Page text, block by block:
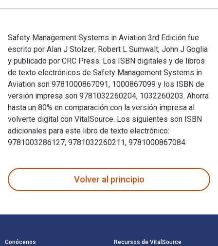
Safety Management Systems in Aviation 3rd Edición fue
escrito por Alan J Stolzer; Robert L Sumwalt; John J Goglia
y publicado por CRC Press. Los ISBN digitales y de libros
de texto electrónicos de Safety Management Systems in
Aviation son 9781000867091, 1000867099 y los ISBN de
versión impresa son 9781032260204, 1032260203. Ahorra
hasta un 80% en comparación con la versión impresa al
volverte digital con VitalSource. Los siguientes son ISBN
adicionales para este libro de texto electrónico:
9781003286127, 9781032260211, 9781000867084.
Volver al principio
Conócenos Recursos de VitalSource